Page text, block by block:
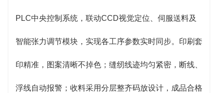
PLC中央控制系统，联动CCD视觉定位、伺服送料及
智能张力调节模块，实现各工序参数实时同步。印刷套
印精准，图案清晰不掉色；缝纫线迹均匀紧密，断线、
浮线自动报警；收料采用分层整齐码放设计，成品合格